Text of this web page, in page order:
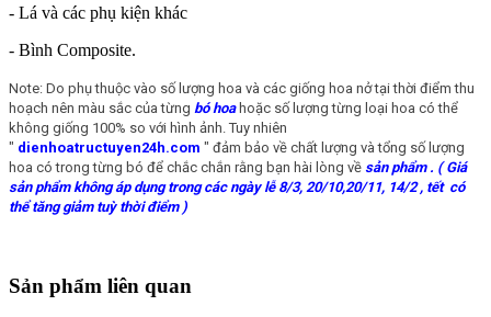
- Lá và các phụ kiện khác
- Bình Composite.
Note: Do phụ thuộc vào số lượng hoa và các giống hoa nở tại thời điểm thu
hoạch nên màu sắc của từng bó hoahoặc số lượng từng loại hoa có thể
không giống 100% so với hình ảnh. Tuy nhiên
" dienhoatructuyen24h.com " đảm bảo về chất lượng và tổng số lượng
hoa có trong từng bó để chắc chắn rằng bạn hài lòng về sản phẩm. ( Giá
sản phẩm không áp dụng trong các ngày lễ 8/3, 20/10,20/11, 14/2 , tết có
thể tăng giảm tuỳ thời điểm )
Sản phẩm liên quan